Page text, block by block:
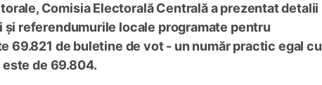
Comisia Electorală Centrală a prezentat detalii
referendumurile locale programate pentru
69.821 de buletine de vot - un număr practic egal cu
de 69.804.